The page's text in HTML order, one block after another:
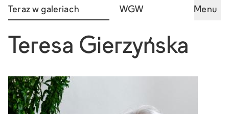
Teraz w galeriach WGW Menu
Teresa Gierzyńska